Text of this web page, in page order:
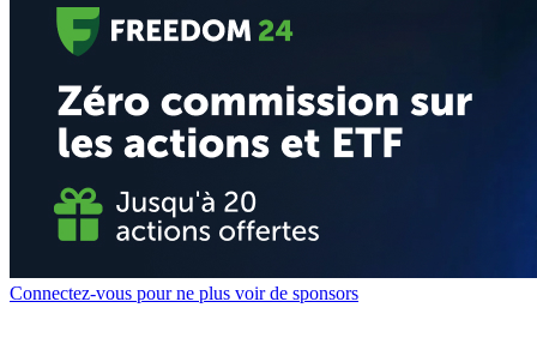
Connectez-vous pour ne plus voir de sponsors